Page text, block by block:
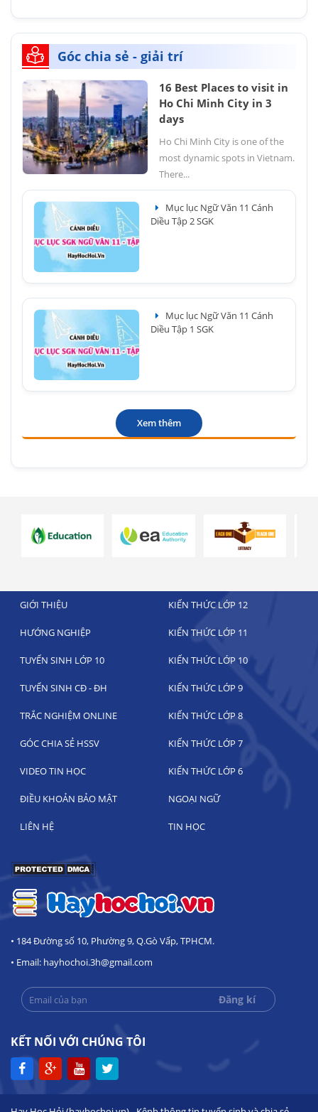
Góc chia sẻ - giải trí
16 Best Places to visit in
Ho Chi Minh City in 3
days
Ho Chi Minh City is one of the
most dynamic spots in Vietnam.
There...
Mục lục Ngữ Văn 11 Cánh
Diều Tập 2 SGK
Mục lục Ngữ Văn 11 Cánh
Diều Tập 1 SGK
Xem thêm
GIỚI THIỆU KIẾN THỨC LỚP 12
HƯỚNG NGHIỆP KIẾN THỨC LỚP 11
TUYỂN SINH LỚP 10 KIẾN THỨC LỚP 10
TUYỂN SINH CĐ - ĐH KIẾN THỨC LỚP 9
TRẮC NGHIỆM ONLINE KIẾN THỨC LỚP 8
GÓC CHIA SẺ HSSV KIẾN THỨC LỚP 7
VIDEO TIN HỌC KIẾN THỨC LỚP 6
ĐIỀU KHOẢN BẢO MẬT NGOẠI NGỮ
LIÊN HỆ TIN HỌC
• 184 Đường số 10, Phường 9, Q.Gò Vấp, TPHCM.
• Email: hayhochoi.3h@gmail.com
KẾT NỐI VỚI CHÚNG TÔI